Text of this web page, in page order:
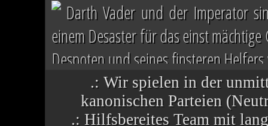
Darth Vader und der Imperator
einem Desaster für das einst
Despoten und seines finsteren
Chaos herrscht auf vielen Welten,
.: Wir spielen in der
kanonischen Parteien
.: Hilfsbereites Team mit